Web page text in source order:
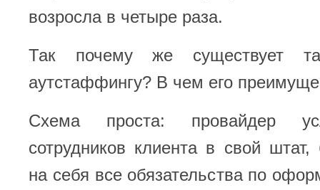
возросла в четыре раза.
Так почему же существует
аутстаффингу? В чем его
Схема проста: провайдер
сотрудников клиента в свой штат,
на себя все обязательства по